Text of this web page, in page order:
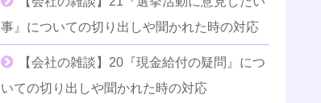
事』についての切り出しや聞かれた時の対応
【会社の雑談】20『現金給付の疑問』につ
いての切り出しや聞かれた時の対応